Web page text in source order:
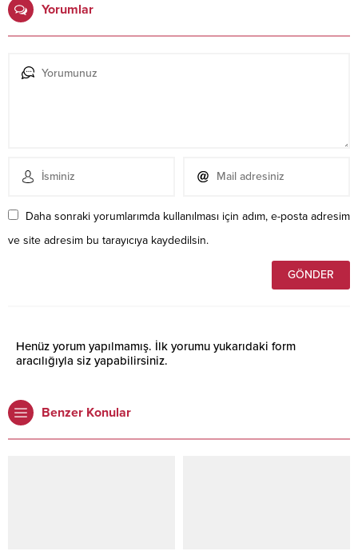
Yorumlar
Daha sonraki yorumlarımda kullanılması için adım, e-posta adresim
ve site adresim bu tarayıcıya kaydedilsin.
Henüz yorum yapılmamış. İlk yorumu yukarıdaki form
aracılığıyla siz yapabilirsiniz.
Benzer Konular